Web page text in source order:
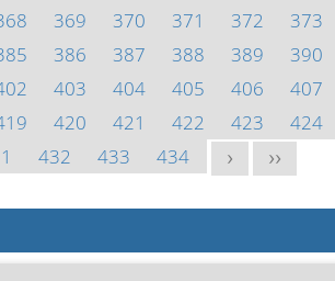
369 370 371 372 373
386 387 388 389 390
403 404 405 406 407
420 421 422 423 424
432 433 434 > >>